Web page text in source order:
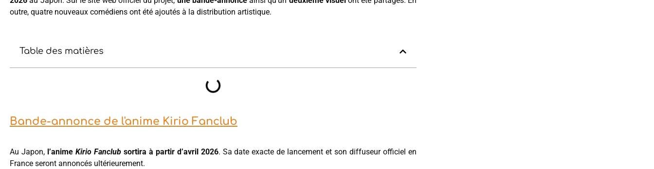
outre, quatre nouveaux comédiens ont été ajoutés à la distribution artistique.
Table des matières
Bande-annonce de l'anime Kirio Fanclub
Au Japon, l’anime Kirio Fanclubsortira à partir d’avril 2026. Sa date exacte de lancement et son diffuseur officiel en
France seront annoncés ultérieurement.